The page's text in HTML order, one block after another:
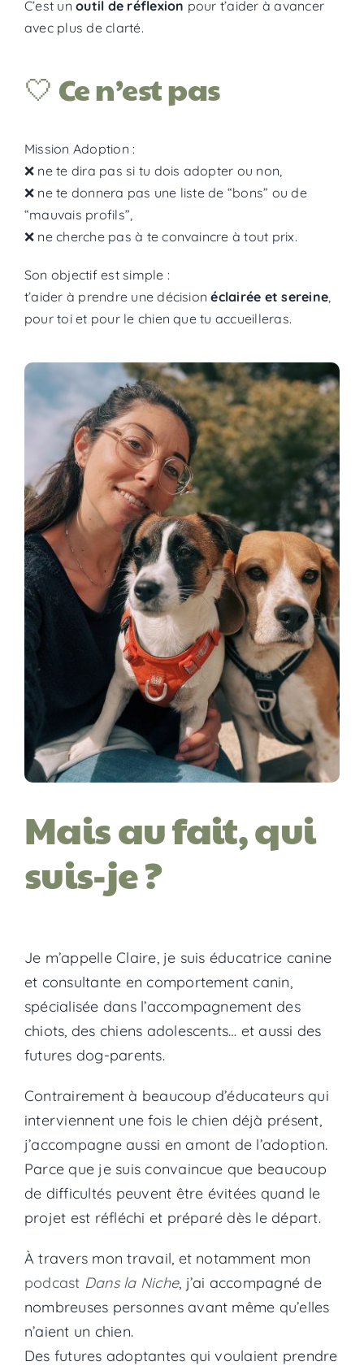
C’est unoutil de réflexion pour t’aider à avancer
avec plus de clarté.
🤍 Ce n’est pas
Mission Adoption :
❌ ne te dira pas si tu dois adopter ou non,
❌ ne te donnera pas une liste de “bons” ou de
“mauvais profils”,
❌ ne cherche pas à te convaincre à tout prix.
Son objectif est simple :
t’aider à prendre une décisionéclairée et sereine,
pour toi et pour le chien que tu accueilleras.
Mais au fait, qui
suis-je ?
Je m’appelle Claire, je suis éducatrice canine
et consultante en comportement canin,
spécialisée dans l’accompagnement des
chiots, des chiens adolescents… et aussi des
futures dog-parents.
Contrairement à beaucoup d’éducateurs qui
interviennent une fois le chien déjà présent,
j’accompagne aussi en amont de l’adoption.
Parce que je suis convaincue que beaucoup
de difficultés peuvent être évitées quand le
projet est réfléchi et préparé dès le départ.
À travers mon travail, et notamment mon
podcast Dans la Niche, j’ai accompagné de
nombreuses personnes avant même qu’elles
n’aient un chien.
Des futures adoptantes qui voulaient prendre